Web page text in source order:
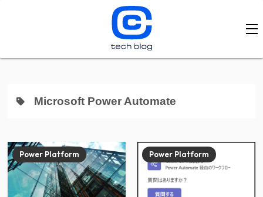
Microsoft Power Automate
Power Platform Power Platform